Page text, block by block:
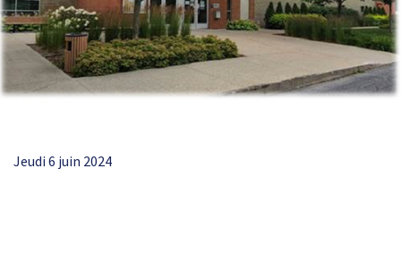
Jeudi 6 juin 2024